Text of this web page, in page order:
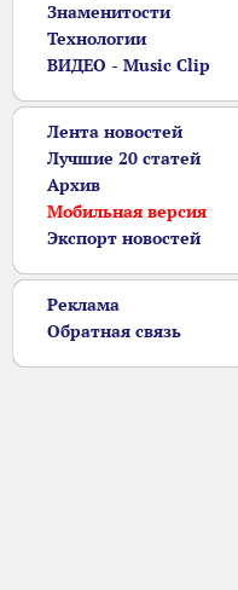
Знаменитости
Технологии
ВИДЕО - Music Clip
Лента новостей
Лучшие 20 статей
Архив
Мобильная версия
Экспорт новостей
Реклама
Обратная связь